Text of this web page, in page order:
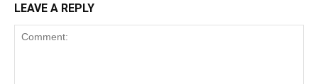
LEAVE A REPLY